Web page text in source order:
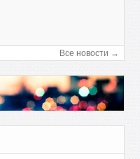
Все новости →